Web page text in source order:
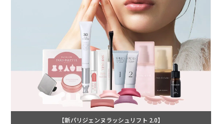
【新パリジェンヌラッシュリフト 2.0】